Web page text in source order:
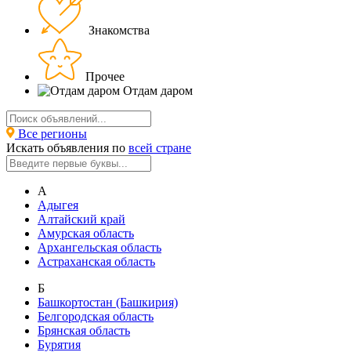
Знакомства
Прочее
Отдам даром
Все регионы
Искать объявления по всей стране
А
Адыгея
Алтайский край
Амурская область
Архангельская область
Астраханская область
Б
Башкортостан (Башкирия)
Белгородская область
Брянская область
Бурятия